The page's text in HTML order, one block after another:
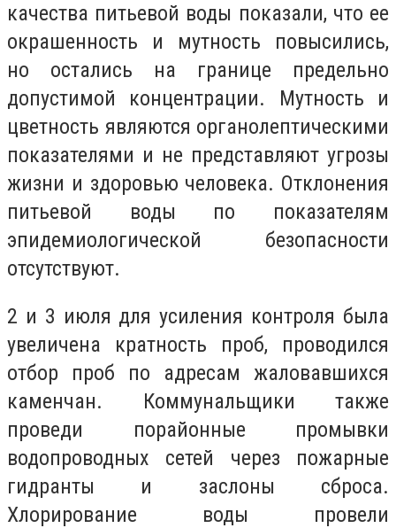
качества питьевой воды показали, что ее
окрашенность и мутность повысились,
но остались на границе предельно
допустимой концентрации. Мутность и
цветность являются органолептическими
показателями и не представляют угрозы
жизни и здоровью человека. Отклонения
питьевой воды по показателям
эпидемиологической безопасности
отсутствуют.
2 и 3 июля для усиления контроля была
увеличена кратность проб, проводился
отбор проб по адресам жаловавшихся
каменчан. Коммунальщики также
проведи порайонные промывки
водопроводных сетей через пожарные
гидранты и заслоны сброса.
Хлорирование воды провели